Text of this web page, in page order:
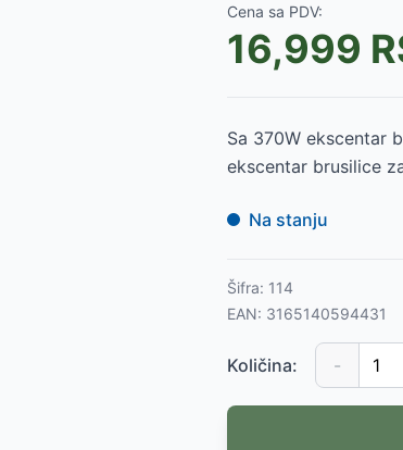
Cena sa PDV:
16,999
Sa 370W ekscentar
ekscentar brusilice
Na stanju
Šifra: 114
EAN: 3165140594431
Količina: -